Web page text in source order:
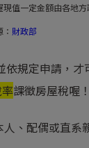
值一定金額由各地
財政部
依規定申請，才
課徵房屋稅喔！
人、配偶或直系